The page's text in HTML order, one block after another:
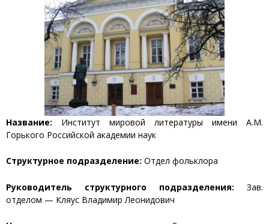
Название: Институт мировой литературы имени А.М.
Горького Российской академии наук
Структурное подразделение: Отдел фольклора
Руководитель структурного подразделения: Зав.
отделом — Кляус Владимир Леонидович